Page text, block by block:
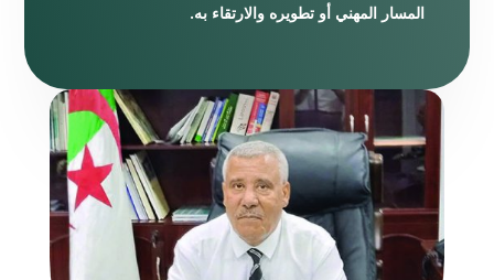
المسار المهني أو تطويره والارتقاء به.